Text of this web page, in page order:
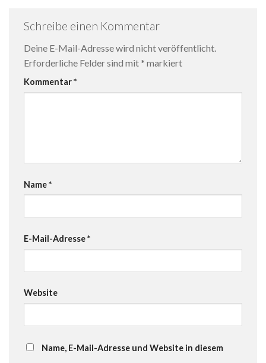
Schreibe einen Kommentar
Deine E-Mail-Adresse wird nicht veröffentlicht.
Erforderliche Felder sind mit * markiert
Kommentar*
Name*
E-Mail-Adresse*
Website
Name, E-Mail-Adresse und Website in diesem